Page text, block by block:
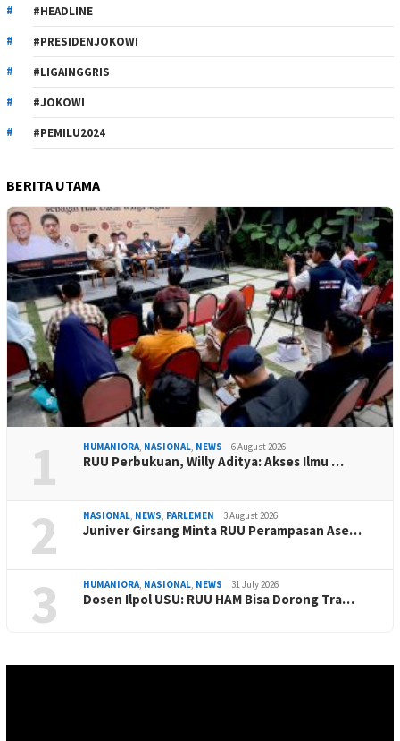
#HEADLINE
#PRESIDENJOKOWI
#LIGAINGGRIS
#JOKOWI
#PEMILU2024
BERITA UTAMA
1 HUMANIORA, NASIONAL, NEWS 6 August 2026
RUU Perbukuan, Willy Aditya: Akses Ilmu …
2 NASIONAL, NEWS, PARLEMEN 3 August 2026
Juniver Girsang Minta RUU Perampasan Ase…
3 HUMANIORA, NASIONAL, NEWS 31 July 2026
Dosen Ilpol USU: RUU HAM Bisa Dorong Tra…